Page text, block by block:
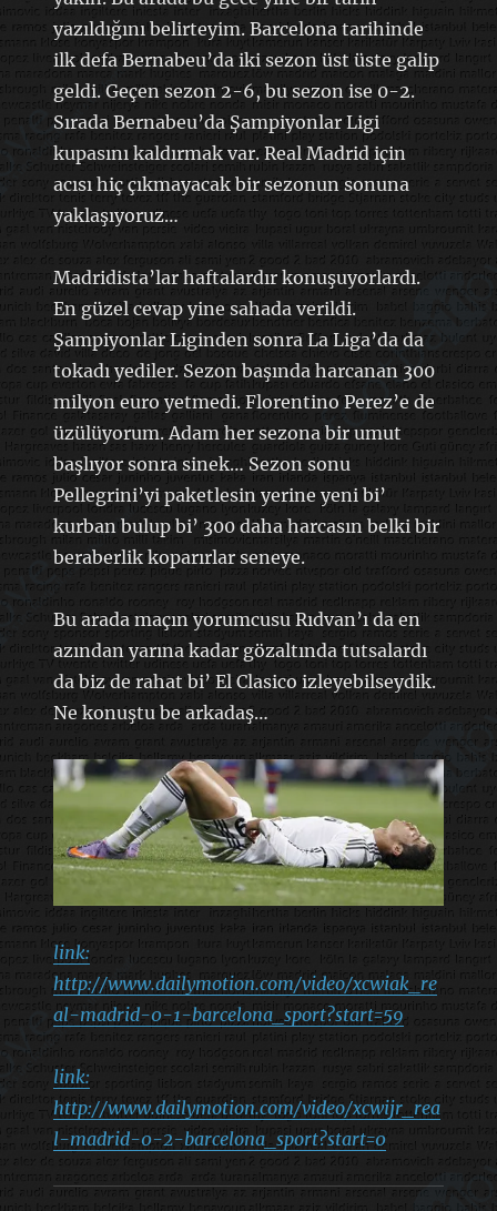
yazıldığını belirteyim. Barcelona tarihinde
ilk defa Bernabeu’da iki sezon üst üste galip
geldi. Geçen sezon 2-6, bu sezon ise 0-2.
Sırada Bernabeu’da Şampiyonlar Ligi
kupasını kaldırmak var. Real Madrid için
acısı hiç çıkmayacak bir sezonun sonuna
yaklaşıyoruz…
Madridista’lar haftalardır konuşuyorlardı.
En güzel cevap yine sahada verildi.
Şampiyonlar Liginden sonra La Liga’da da
tokadı yediler. Sezon başında harcanan 300
milyon euro yetmedi. Florentino Perez’e de
üzülüyorum. Adam her sezona bir umut
başlıyor sonra sinek… Sezon sonu
Pellegrini’yi paketlesin yerine yeni bi’
kurban bulup bi’ 300 daha harcasın belki bir
beraberlik koparırlar seneye.
Bu arada maçın yorumcusu Rıdvan’ı da en
azından yarına kadar gözaltında tutsalardı
da biz de rahat bi’ El Clasico izleyebilseydik.
Ne konuştu be arkadaş…
link:
http://www.dailymotion.com/video/xcwiak_re
al-madrid-0-1-barcelona_sport?start=59
link:
http://www.dailymotion.com/video/xcwijr_rea
l-madrid-0-2-barcelona_sport?start=0